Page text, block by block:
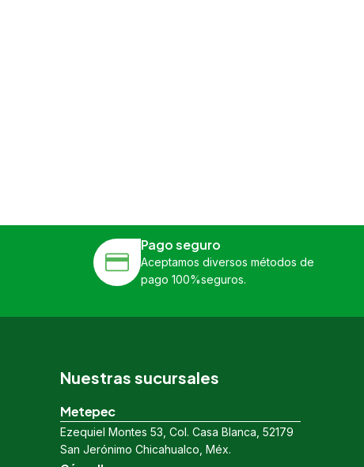
Pago seguro
Aceptamos diversos métodos de
pago 100%seguros.
Nuestras sucursales
Metepec
Ezequiel Montes 53, Col. Casa Blanca, 52179
San Jerónimo Chicahualco, Méx.